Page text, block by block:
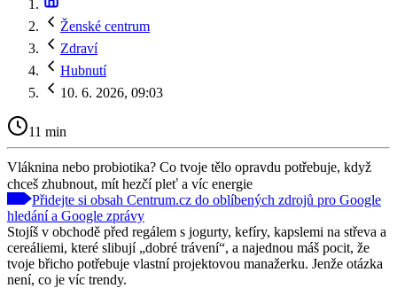
Ženské centrum
Zdraví
Hubnutí
10. 6. 2026, 09:03
11 min
Vláknina nebo probiotika? Co tvoje tělo opravdu potřebuje, když
chceš zhubnout, mít hezčí pleť a víc energie
Přidejte si obsah Centrum.cz do oblíbených zdrojů pro Google
hledání a Google zprávy
Stojíš v obchodě před regálem s jogurty, kefíry, kapslemi na střeva a
cereáliemi, které slibují „dobré trávení“, a najednou máš pocit, že
tvoje břicho potřebuje vlastní projektovou manažerku. Jenže otázka
není, co je víc trendy.